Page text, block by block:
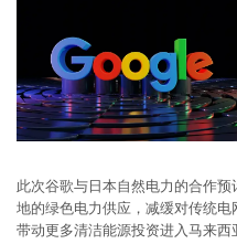
此次谷歌与日本自然电力的合作
地的绿色电力供应，减缓对传统
带动更多清洁能源投资进入马来